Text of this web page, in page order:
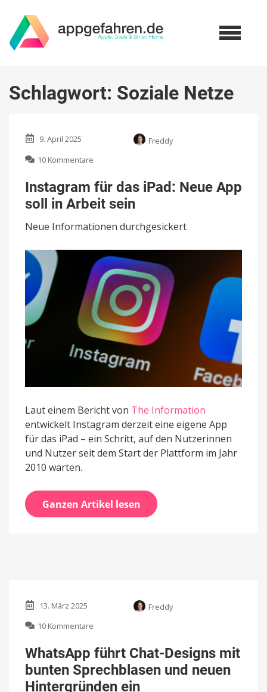
Schlagwort: Soziale Netze
9. April 2025
Freddy
10 Kommentare
für
das
iPad:
App
in
Arbeit
sein
Instagram für das iPad: Neue App
soll in Arbeit sein
Neue Informationen durchgesickert
Laut einem Bericht von The Information
entwickelt Instagram derzeit eine eigene App
für das iPad – ein Schritt, auf den Nutzerinnen
und Nutzer seit dem Start der Plattform im Jahr
2010 warten.
Ganzen Artikel lesen
13. März 2025
Freddy
10 Kommentare
führt
Chat-
Designs
mit
WhatsApp führt Chat-Designs mit
bunten Sprechblasen und neuen
Hintergründen ein